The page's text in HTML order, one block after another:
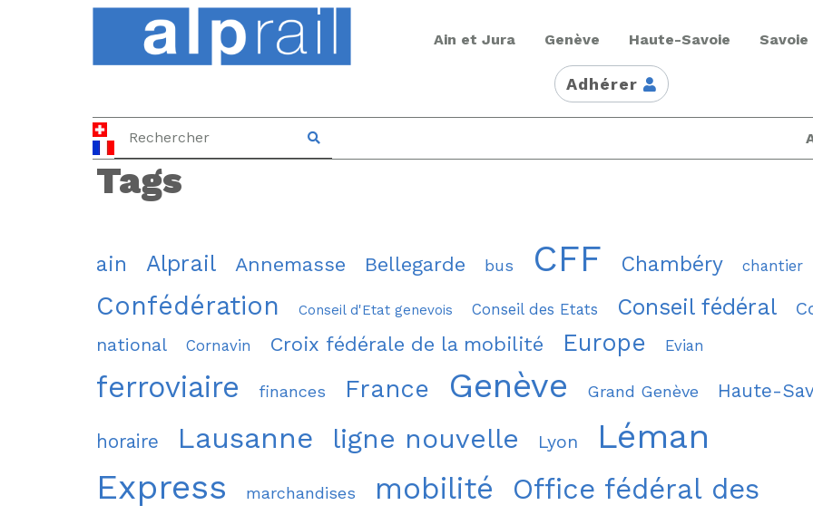
Ain et Jura Genève Haute-Savoie Savoie
Adhérer
Tags
ain Alprail Annemasse Bellegarde bus CFF Chambéry chantier
Confédération Conseil d'Etat genevois Conseil des Etats Conseil fédéral
national
Cornavin Croix fédérale de la mobilité Europe Evian
ferroviaire finances France Genève Grand Genève Haute-
horaire Lausanne ligne nouvelle Lyon
Léman
Express
marchandises mobilité
Office fédéral des